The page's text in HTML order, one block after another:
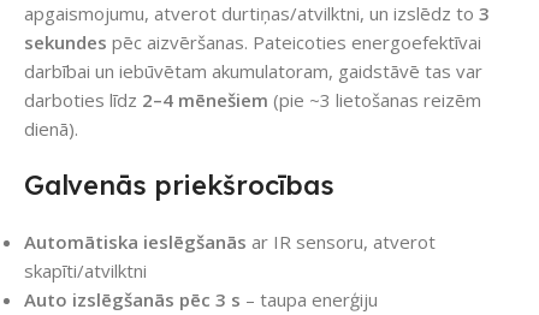
apgaismojumu, atverot durtiņas/atvilktni, un izslēdz to 3
sekundes pēc aizvēršanas. Pateicoties energoefektīvai
darbībai un iebūvētam akumulatoram, gaidstāvē tas var
darboties līdz 2–4 mēnešiem (pie ~3 lietošanas reizēm
dienā).
Galvenās priekšrocības
Automātiska ieslēgšanās ar IR sensoru, atverot
skapīti/atvilktni
Auto izslēgšanās pēc 3 s – taupa enerģiju